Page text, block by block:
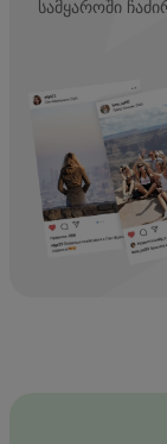
სამყაროში